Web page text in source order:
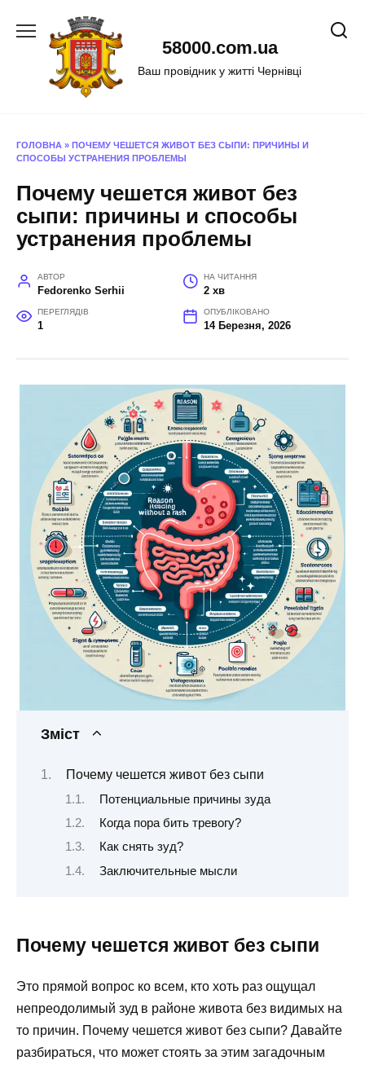
58000.com.ua
Ваш провідник у житті Чернівці
ГОЛОВНА » ПОЧЕМУ ЧЕШЕТСЯ ЖИВОТ БЕЗ СЫПИ: ПРИЧИНЫ И
СПОСОБЫ УСТРАНЕНИЯ ПРОБЛЕМЫ
Почему чешется живот без
сыпи: причины и способы
устранения проблемы
АВТОР
Fedorenko Serhii
НА ЧИТАННЯ
2 хв
ПЕРЕГЛЯДІВ
1
ОПУБЛІКОВАНО
14 Березня, 2026
Зміст
Почему чешется живот без сыпи
Потенциальные причины зуда
Когда пора бить тревогу?
Как снять зуд?
Заключительные мысли
Почему чешется живот без сыпи
Это прямой вопрос ко всем, кто хоть раз ощущал
непреодолимый зуд в районе живота без видимых на
то причин. Почему чешется живот без сыпи? Давайте
разбираться, что может стоять за этим загадочным